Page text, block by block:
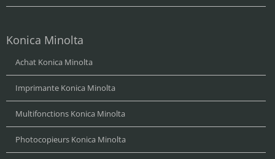
Konica Minolta
Achat Konica Minolta
Imprimante Konica Minolta
Multifonctions Konica Minolta
Photocopieurs Konica Minolta